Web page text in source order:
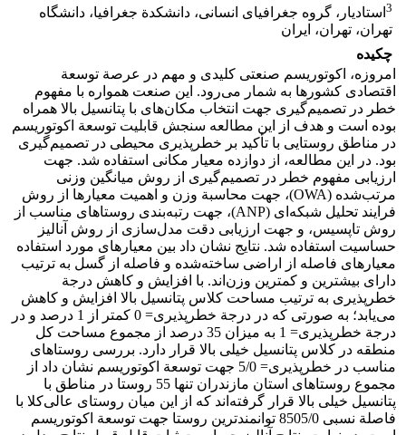
3 استادیار، گروه جغرافیای انسانی، دانشکدة جغرافیا، دانشگاه
تهران، تهران، ایران
چکیده
امروزه، اکوتوریسم صنعتی کلیدی و مهم در عرصة توسعة
اقتصادی کشورها به شمار می‌رود. این صنعت همواره با مفهوم
خطر در تصمیم‌‌گیری جهت انتخاب مکان‌‌های با پتانسیل بالا همراه
بوده است و هدف از این مطالعه سنجش قابلیت توسعة اکوتوریسم
در مناطق روستایی با تأکید بر خطرپذیری محیطی در تصمیم‌‌گیری
بود. در این مطالعه، از دوازده معیار مکانی استفاده شد. جهت
ارزیابی مفهوم خطر در تصمیم‌‌گیری از روش میانگین وزنی
مرتب‌شده (OWA)، جهت محاسبة وزن و اهمیت معیارها از روش
فرایند تحلیل شبکه‌‌ای (ANP)، جهت رتبه‌‌بندی روستاهای مناسب از
روش تاپسیس، و جهت ارزیابی دقت مدل‌سازی از روش آنالیز
حساسیت استفاده شد. نتایج نشان داد بین معیارهای مورد استفاده
معیارهای فاصله از اراضی ساخته‌شده و فاصله از گسل به ترتیب
دارای بیشترین و کمترین وزن‌اند. با افزایش و کاهش درجة
خطرپذیری به ترتیب مساحت کلاس پتانسیل بالا افزایش و کاهش
می‌‌یابد؛ به صورتی که در درجة خطرپذیری= 0 کمتر از 1 درصد و در
درجة خطرپذیری= 1 به میزان 35 درصد از مجموع مساحت کل
منطقه در کلاس پتانسیل خیلی بالا قرار دارد. بررسی روستاهای
مناسب در خطرپذیری= 5/0 جهت توسعة اکوتوریسم نشان داد از
مجموع روستاهای استان مازندران تنها 55 روستا در مناطق با
پتانسیل خیلی بالا قرار گرفته‌‌اند که از این میان روستای عالی‌‌کلا با
فاصلة نسبی 8505/0 توانمندترین روستا جهت توسعة اکوتوریسم